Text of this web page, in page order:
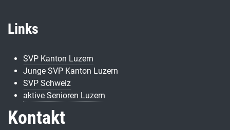
Links
SVP Kanton Luzern
Junge SVP Kanton Luzern
SVP Schweiz
aktive Senioren Luzern
Kontakt